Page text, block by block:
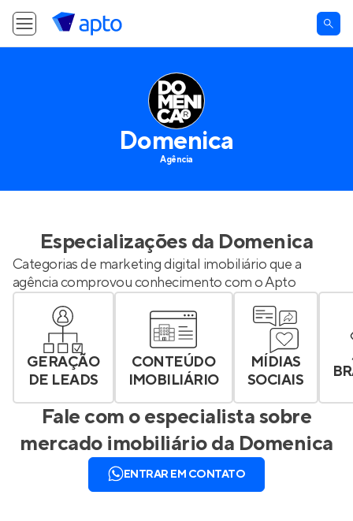
Domenica
Agência
Especializações da Domenica
Categorias de marketing digital imobiliário que a
agência comprovou conhecimento com o Apto
GERAÇÃO
DE LEADS
CONTEÚDO
IMOBILIÁRIO
MÍDIAS
SOCIAIS
Fale com o especialista sobre
mercado imobiliário da Domenica
ENTRAR EM CONTATO